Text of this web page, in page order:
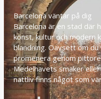
Barcelona väntar på dig
Barcelona är en stad där
konst, kultur och modern
blandning. Oavsett om
promenera genom
Medelhavets smaker
nattliv finns något som